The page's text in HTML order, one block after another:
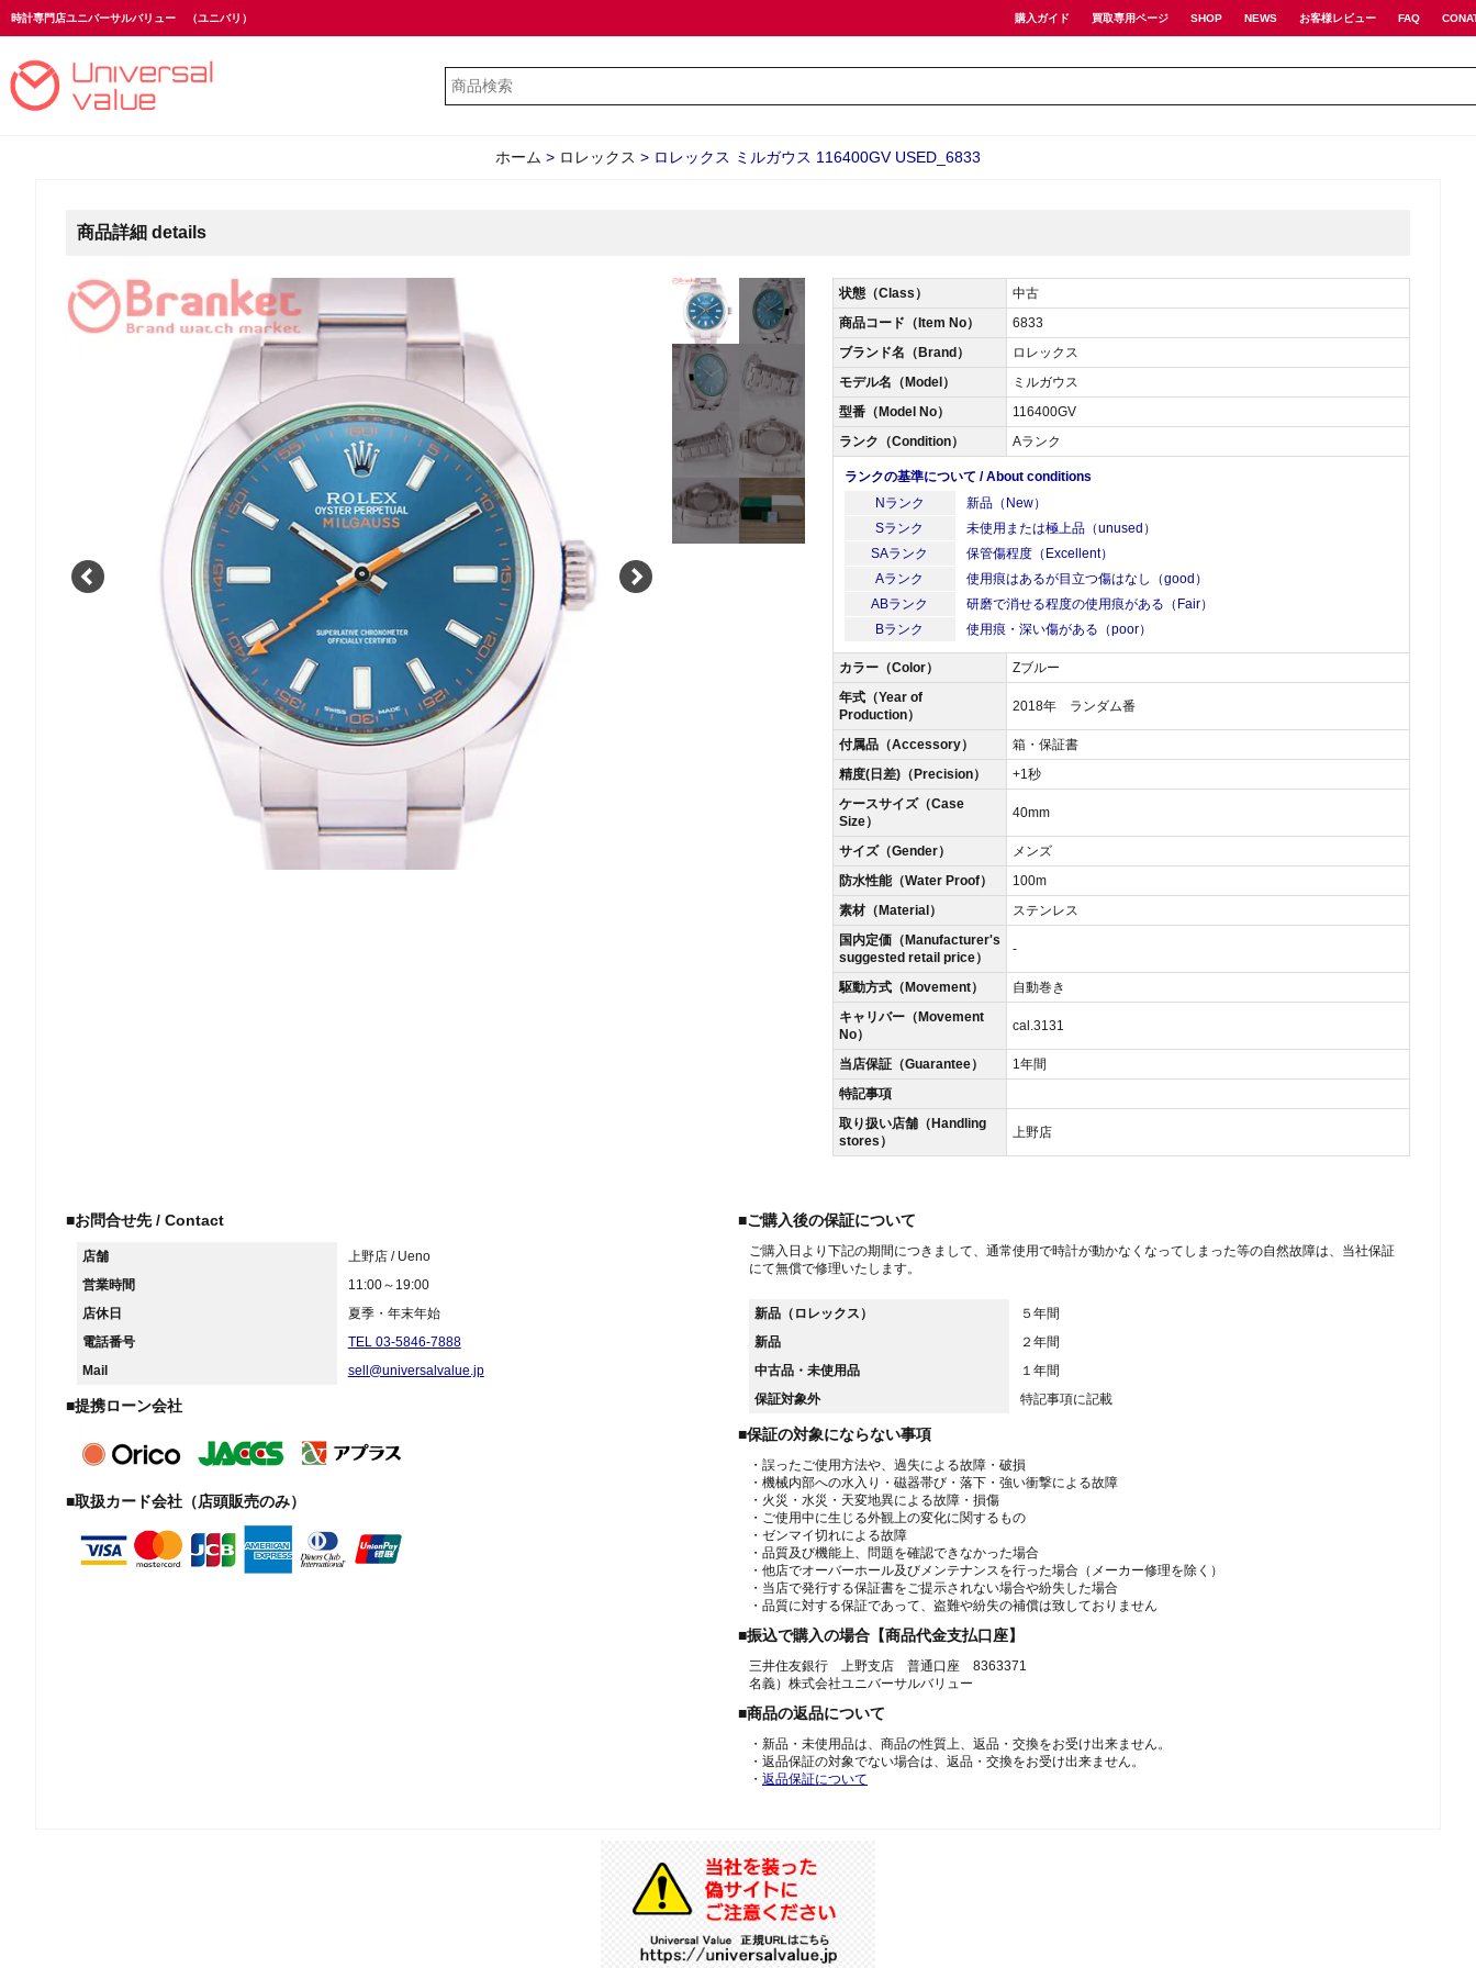
時計専門店ユニバーサルバリュー （ユニバリ） 購入ガイド 買取専用ページ SHOP NEWS お客様レビュー FAQ
ホーム > ロレックス > ロレックス ミルガウス 116400GV USED_6833
商品詳細 details
状態（Class）
中古
商品コード（Item No）
6833
ブランド名（Brand）
ロレックス
モデル名（Model）
ミルガウス
型番（Model No）
116400GV
ランク（Condition）
Aランク
ランクの基準について / About conditions
Nランク
新品（New）
Sランク
未使用または極上品（unused）
SAランク
保管傷程度（Excellent）
Aランク
使用痕はあるが目立つ傷はなし（good）
ABランク
研磨で消せる程度の使用痕がある（Fair）
Bランク
使用痕・深い傷がある（poor）
カラー（Color）
Zブルー
年式（Year of
Production）
2018年 ランダム番
付属品（Accessory）
箱・保証書
精度(日差)（Precision）
+1秒
ケースサイズ（Case
Size）
40mm
サイズ（Gender）
メンズ
防水性能（Water Proof）
100m
素材（Material）
ステンレス
国内定価（Manufacturer's
suggested retail price）
-
駆動方式（Movement）
自動巻き
キャリバー（Movement
No）
cal.3131
当店保証（Guarantee）
1年間
特記事項
取り扱い店舗（Handling
stores）
上野店
■お問合せ先 / Contact
店舗
上野店 / Ueno
営業時間
11:00～19:00
店休日
夏季・年末年始
電話番号
TEL 03-5846-7888
Mail
sell@universalvalue.jp
■提携ローン会社
■取扱カード会社（店頭販売のみ）
■ご購入後の保証について
ご購入日より下記の期間につきまして、通常使用で時計が動かなくなってしまった等の自然故障は、当社保証
にて無償で修理いたします。
新品（ロレックス）
５年間
新品
２年間
中古品・未使用品
１年間
保証対象外
特記事項に記載
■保証の対象にならない事項
・誤ったご使用方法や、過失による故障・破損
・機械内部への水入り・磁器帯び・落下・強い衝撃による故障
・火災・水災・天変地異による故障・損傷
・ご使用中に生じる外観上の変化に関するもの
・ゼンマイ切れによる故障
・品質及び機能上、問題を確認できなかった場合
・他店でオーバーホール及びメンテナンスを行った場合（メーカー修理を除く）
・当店で発行する保証書をご提示されない場合や紛失した場合
・品質に対する保証であって、盗難や紛失の補償は致しておりません
■振込で購入の場合【商品代金支払口座】
三井住友銀行 上野支店 普通口座 8363371
名義）株式会社ユニバーサルバリュー
■商品の返品について
・新品・未使用品は、商品の性質上、返品・交換をお受け出来ません。
・返品保証の対象でない場合は、返品・交換をお受け出来ません。
・ 返品保証について